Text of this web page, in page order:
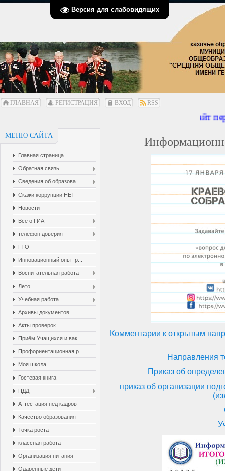
Версия для слабовидящих
ГЛАВНАЯ РЕГИСТРАЦИЯ ВХОД RSS
Сайт
МЕНЮ САЙТА
Главная страница
Обратная связь
Сведения об образова...
Скажи коррупции НЕТ
Новости
Всё о ГИА
телефон доверия
ГТО
Инновационный опыт р...
Воспитательная работа
Лето
Учебная работа
Архивы документов
Акты проверок
Приём Учащихся и вак...
Профориентационная р...
Моя школа
Гостевая книга
ПДД
Аттестация пед кадров
Качество образования
Точка роста
классная работа
Организация питания
Одаренные дети
Комментарии к открытым
Направления
Приказ об
приказ об организации